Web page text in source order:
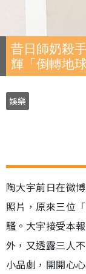
昔日師奶殺
輝「倒轉地球
娛樂
陶大宇前日在微
照片，原來三位
騷。大宇接受本
外，又透露三人
小品劇，開開心心